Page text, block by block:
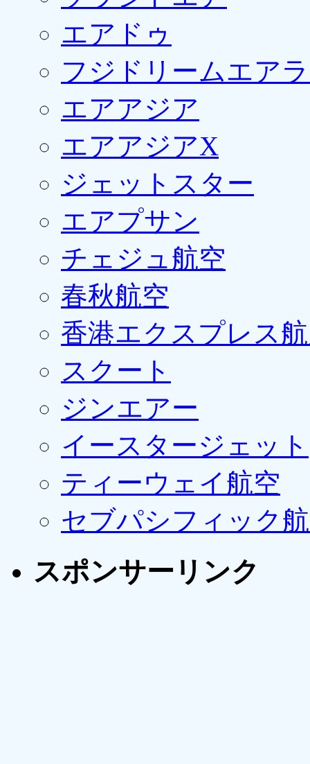
エアドゥ
フジドリームエア
エアアジア
エアアジアX
ジェットスター
エアプサン
チェジュ航空
春秋航空
香港エクスプレス
スクート
ジンエアー
イースタージェット
ティーウェイ航空
セブパシフィック
スポンサーリンク